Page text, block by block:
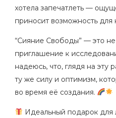
хотела запечатлеть —
приносит возможность
“Сияние Свободы” — это не
приглашение к
надеюсь, что, глядя на эту
ту же силу и оптимизм,
во время её создания.
Идеальный подарок для